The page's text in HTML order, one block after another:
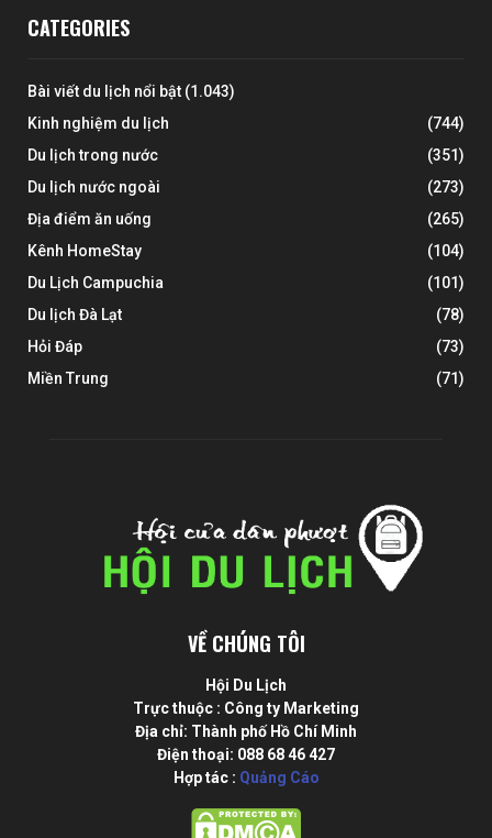
CATEGORIES
Bài viết du lịch nổi bật (1.043)
Kinh nghiệm du lịch
(744)
Du lịch trong nước
(351)
Du lịch nước ngoài
(273)
Địa điểm ăn uống
(265)
Kênh HomeStay
(104)
Du Lịch Campuchia
(101)
Du lịch Đà Lạt
(78)
Hỏi Đáp
(73)
Miền Trung
(71)
VỀ CHÚNG TÔI
Hội Du Lịch
Trực thuộc : Công ty Marketing
Địa chỉ: Thành phố Hồ Chí Minh
Điện thoại: 088 68 46 427
Hợp tác : Quảng Cáo